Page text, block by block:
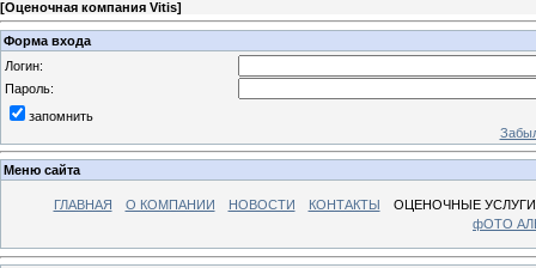
[Оценочная компания Vitis]
Форма входа
Логин:
Пароль:
запомнить
Меню сайта
ГЛАВНАЯ О КОМПАНИИ НОВОСТИ КОНТАКТЫ
ОЦЕНОЧНЫЕ УСЛУГИ
фОТО